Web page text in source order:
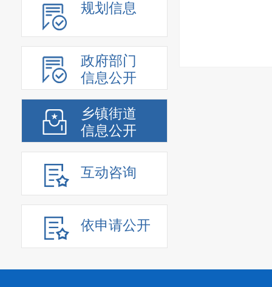
规划信息
政府部门
信息公开
乡镇街道
信息公开
互动咨询
依申请公开